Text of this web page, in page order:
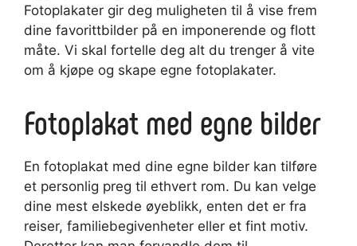
Fotoplakater gir deg muligheten til å vise frem
dine favorittbilder på en imponerende og flott
måte. Vi skal fortelle deg alt du trenger å vite
om å kjøpe og skape egne fotoplakater.
Fotoplakat med egne bilder
En fotoplakat med dine egne bilder kan tilføre
et personlig preg til ethvert rom. Du kan velge
dine mest elskede øyeblikk, enten det er fra
reiser, familiebegivenheter eller et fint motiv.